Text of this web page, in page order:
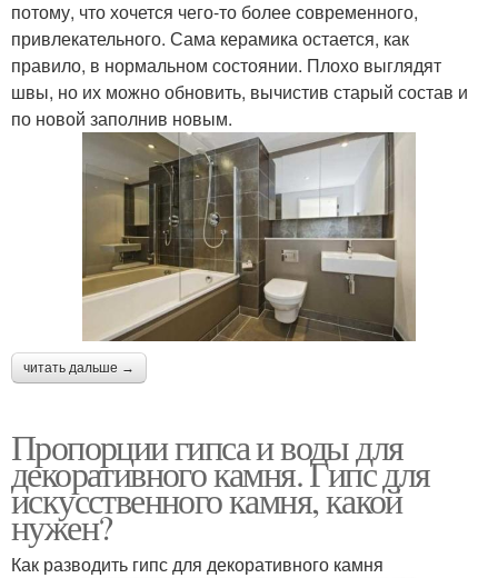
потому, что хочется чего-то более современного,
привлекательного. Сама керамика остается, как
правило, в нормальном состоянии. Плохо выглядят
швы, но их можно обновить, вычистив старый состав и
по новой заполнив новым.
читать дальше →
Пропорции гипса и воды для
декоративного камня. Гипс для
искусственного камня, какой
нужен?
Как разводить гипс для декоративного камня